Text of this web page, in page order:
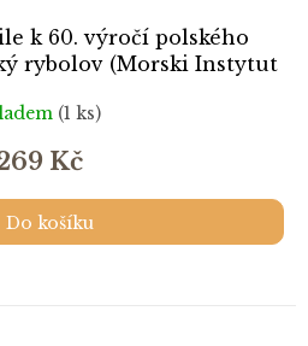
k 60. výročí polského
rybolov (Morski Instytut
(1 ks)
Kč
Do košíku